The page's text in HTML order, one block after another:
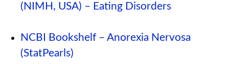
(NIMH, USA) – Eating Disorders
NCBI Bookshelf – Anorexia Nervosa
(StatPearls)